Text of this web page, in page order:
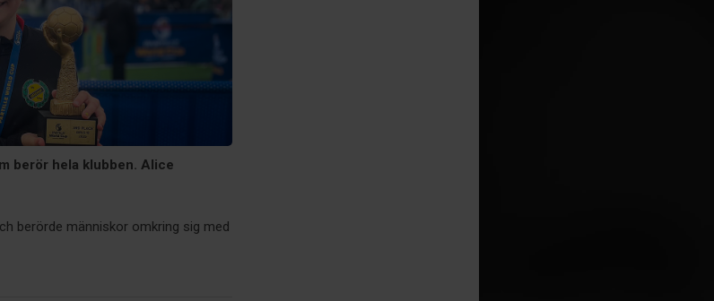
berör hela klubben. Alice
berörde människor omkring sig med